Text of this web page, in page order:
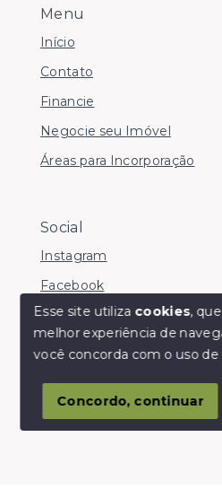
Olá! somos da Linkmob,
Menu
Início
Contato
Financie
Negocie seu Imóvel
Áreas para Incorporação
Social
Instagram
Facebook
© Copyright 2026 - Youinvest -
SITE PARA IMOBILIARIA
Esse site utiliza cookies,
melhor experiência de
você concorda com o uso de
Concordo, continuar